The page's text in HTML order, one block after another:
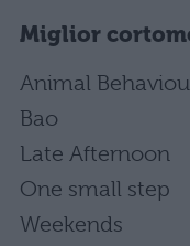
Miglior
Animal
Bao
Late Afternoon
One small step
Weekends